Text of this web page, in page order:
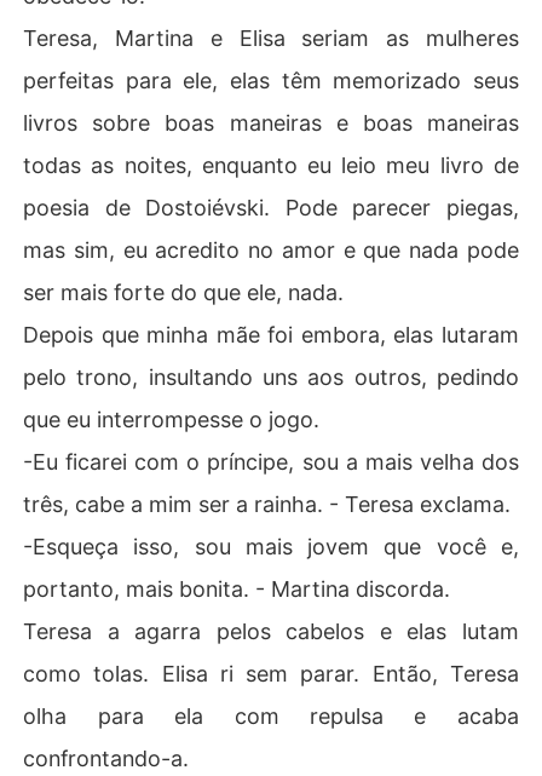
Teresa, Martina e Elisa seriam as mulheres
perfeitas para ele, elas têm memorizado seus
livros sobre boas maneiras e boas maneiras
todas as noites, enquanto eu leio meu livro de
poesia de Dostoiévski. Pode parecer piegas,
mas sim, eu acredito no amor e que nada pode
ser mais forte do que ele, nada.
Depois que minha mãe foi embora, elas lutaram
pelo trono, insultando uns aos outros, pedindo
que eu interrompesse o jogo.
-Eu ficarei com o príncipe, sou a mais velha dos
três, cabe a mim ser a rainha. - Teresa exclama.
-Esqueça isso, sou mais jovem que você e,
portanto, mais bonita. - Martina discorda.
Teresa a agarra pelos cabelos e elas lutam
como tolas. Elisa ri sem parar. Então, Teresa
olha para ela com repulsa e acaba
confrontando-a.